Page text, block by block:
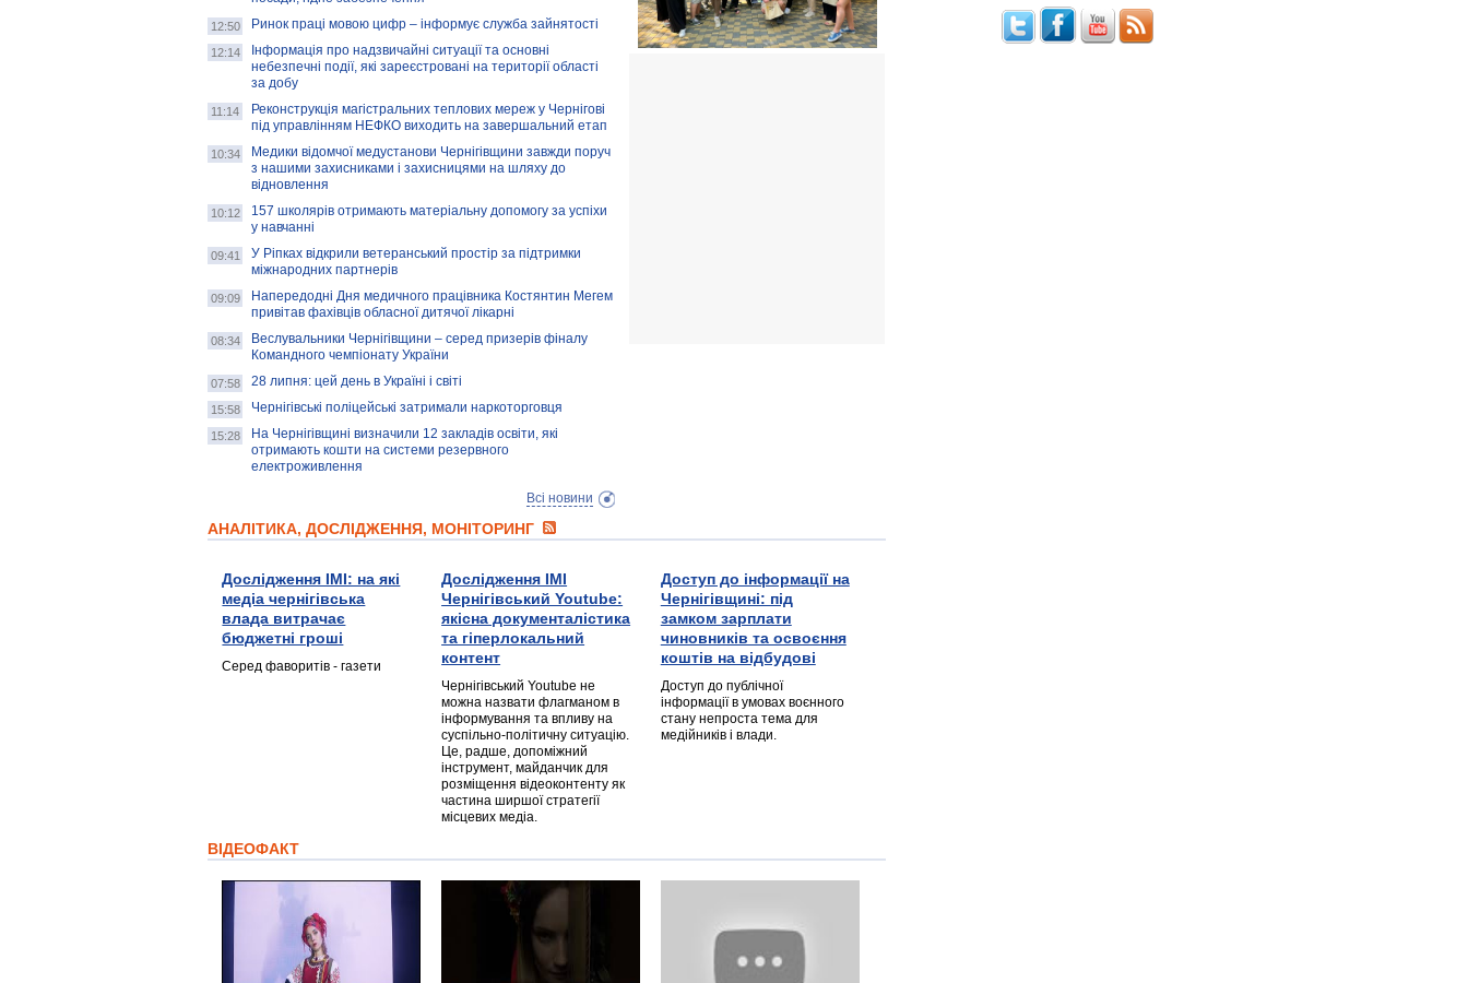
12:50 Ринок праці мовою цифр – інформує служба зайнятості
12:14
Інформація про надзвичайні ситуації та основні
небезпечні події, які зареєстровані на території області
за добу
11:14
Реконструкція магістральних теплових мереж у Чернігові
під управлінням НЕФКО виходить на завершальний етап
10:34
Медики відомчої медустанови Чернігівщини завжди поруч
з нашими захисниками і захисницями на шляху до
відновлення
10:12
157 школярів отримають матеріальну допомогу за успіхи
у навчанні
09:41
У Ріпках відкрили ветеранський простір за підтримки
міжнародних партнерів
09:09
Напередодні Дня медичного працівника Костянтин Мегем
привітав фахівців обласної дитячої лікарні
08:34
Веслувальники Чернігівщини – серед призерів фіналу
Командного чемпіонату України
07:58 28 липня: цей день в Україні і світі
15:58 Чернігівські поліцейські затримали наркоторговця
15:28
На Чернігівщині визначили 12 закладів освіти, які
отримають кошти на системи резервного
електроживлення
Всі новини
АНАЛІТИКА, ДОСЛІДЖЕННЯ, МОНІТОРИНГ
Дослідження ІМІ: на які
медіа чернігівська
влада витрачає
бюджетні гроші
Серед фаворитів - газети
Дослідження ІМІ
Чернігівський Youtube:
якісна документалістика
та гіперлокальний
контент
Чернігівський Youtube не
можна назвати флагманом в
інформування та впливу на
суспільно-політичну ситуацію.
Це, радше, допоміжний
інструмент, майданчик для
розміщення відеоконтенту як
частина ширшої стратегії
місцевих медіа.
Доступ до інформації на
Чернігівщині: під
замком зарплати
чиновників та освоєння
коштів на відбудові
Доступ до публічної
інформації в умовах воєнного
стану непроста тема для
медійників і влади.
ВІДЕОФАКТ